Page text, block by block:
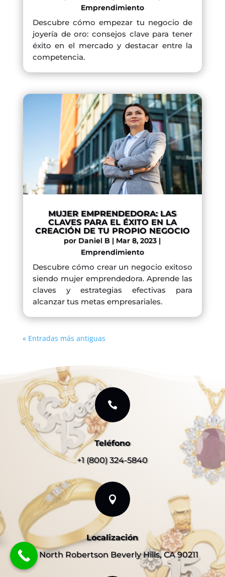
Emprendimiento
Descubre cómo empezar tu negocio de
joyería de oro: consejos clave para tener
éxito en el mercado y destacar entre la
competencia.
MUJER EMPRENDEDORA: LAS
CLAVES PARA EL ÉXITO EN LA
CREACIÓN DE TU PROPIO NEGOCIO
por Daniel B | Mar 8, 2023 |
Emprendimiento
Descubre cómo crear un negocio exitoso
siendo mujer emprendedora. Aprende las
claves y estrategias efectivas para
alcanzar tus metas empresariales.
« Entradas más antiguas

Teléfono
+1 (800) 324-5840

Localización
311 North Robertson Beverly Hills, CA 90211